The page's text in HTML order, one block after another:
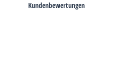
Kundenbewertungen